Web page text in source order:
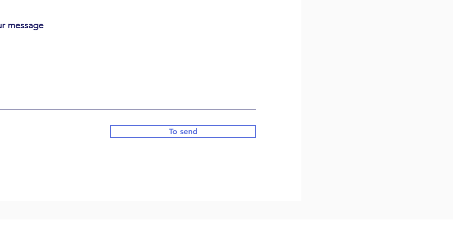
message
To send